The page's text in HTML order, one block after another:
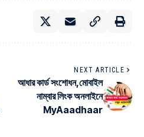
NEXT ARTICLE
আধার কার্ড সংশোধন,মোবাইল
নাম্বার লিংক অনলাইনে
MyAaadhaar